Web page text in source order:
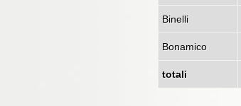
Binelli
Bonamico
totali